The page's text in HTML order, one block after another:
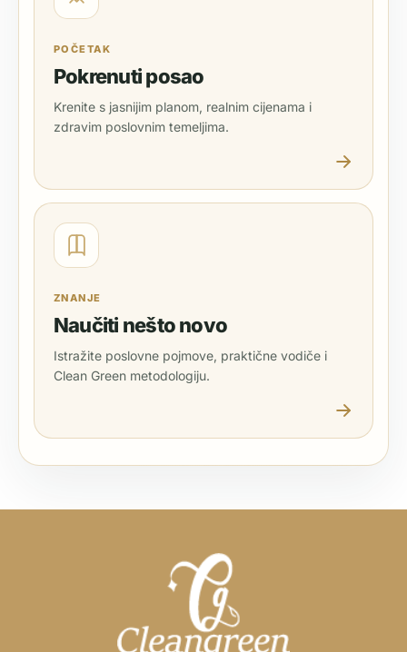
POČETAK
Pokrenuti posao
Krenite s jasnijim planom, realnim cijenama i
zdravim poslovnim temeljima.
ZNANJE
Naučiti nešto novo
Istražite poslovne pojmove, praktične vodiče i
Clean Green metodologiju.